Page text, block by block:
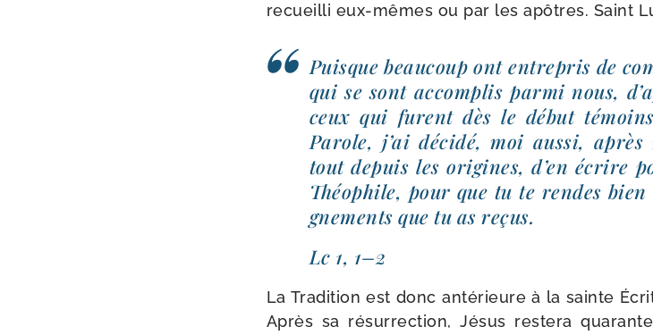
recueilli eux-​mêmes ou par les apôtres. Saint
Puisque beau­coup ont entre­pris de
qui se sont accom­plis par­mi nous,
ceux qui furent dès le début
Parole, j’ai déci­dé, moi aus­si, après
tout depuis les ori­gines, d’en écrire
Théophile, pour que tu te rendes
gne­ments que tu as reçus.
Lc 1, 1–2
La Tradition est donc anté­rieure à la sainte
Après sa résur­rec­tion, Jésus res­te­ra